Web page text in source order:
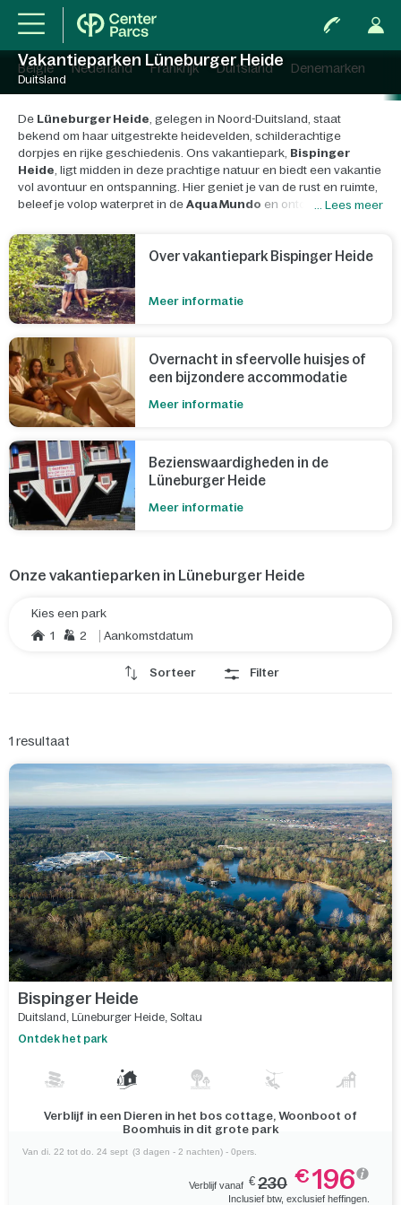
België Nederland Frankrijk Duitsland Denemarken
Vakantieparken Lüneburger Heide
Duitsland
De Lüneburger Heide, gelegen in Noord-Duitsland, staat
bekend om haar uitgestrekte heidevelden, schilderachtige
dorpjes en rijke geschiedenis. Ons vakantiepark, Bispinger
Heide, ligt midden in deze prachtige natuur en biedt een vakantie
vol avontuur en ontspanning. Hier geniet je van de rust en ruimte,
beleef je volop waterpret in de Aqua Mundo en ontdek je de
gezin, je partner of vrienden op vakantie gaat, hier beleef je een
unieke ervaring midden in de natuur.
... Lees meer
Over vakantiepark Bispinger Heide
Meer informatie
Overnacht in sfeervolle huisjes of
een bijzondere accommodatie
Meer informatie
Bezienswaardigheden in de
Lüneburger Heide
Meer informatie
Onze vakantieparken in Lüneburger Heide
Kies een park
1
2 Aankomstdatum
Sorteer Filter
1 resultaat
Bispinger Heide
Duitsland , Lüneburger Heide, Soltau
Ontdek het park
Verblijf in een Dieren in het bos cottage, Woonboot of
Boomhuis in dit grote park
Van di. 22 tot do. 24 sept (3 dagen - 2 nachten) - 0pers.
Verblijf vanaf € 230 €196
Inclusief btw, exclusief heffingen.